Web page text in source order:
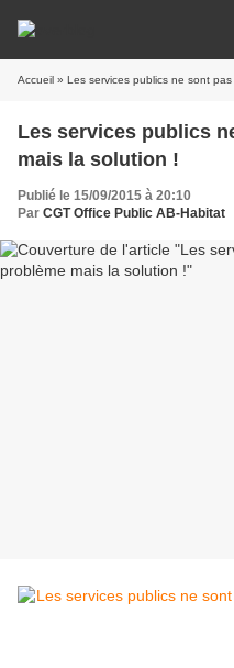
Accueil » Les services publics ne sont
Les services publics
mais la solution !
Publié le 15/09/2015 à 20:10
Par CGT Office Public AB-Habitat